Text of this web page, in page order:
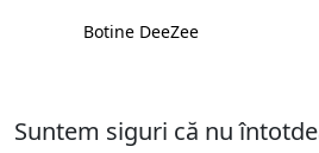
Botine DeeZee
Suntem siguri că nu